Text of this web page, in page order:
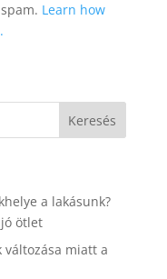
Learn how
a lakásunk?
ötlet
változása miatt a